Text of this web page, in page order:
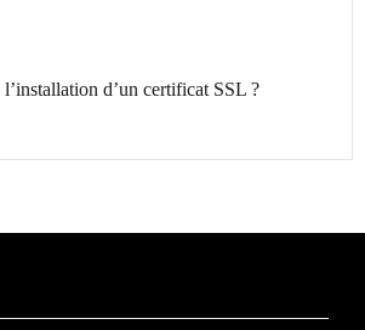
d’un certificat SSL ?